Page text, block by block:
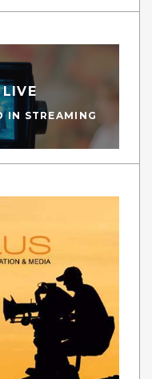
IN STREAMING